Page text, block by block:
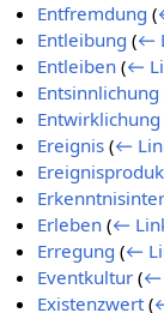
Entfremdung (
Entleibung (←
Entleiben (←
Entsinnlichung
Entwirklichung
Ereignis (←
Erleben (←
Erregung (←
Eventkultur (←
Existenzwert (